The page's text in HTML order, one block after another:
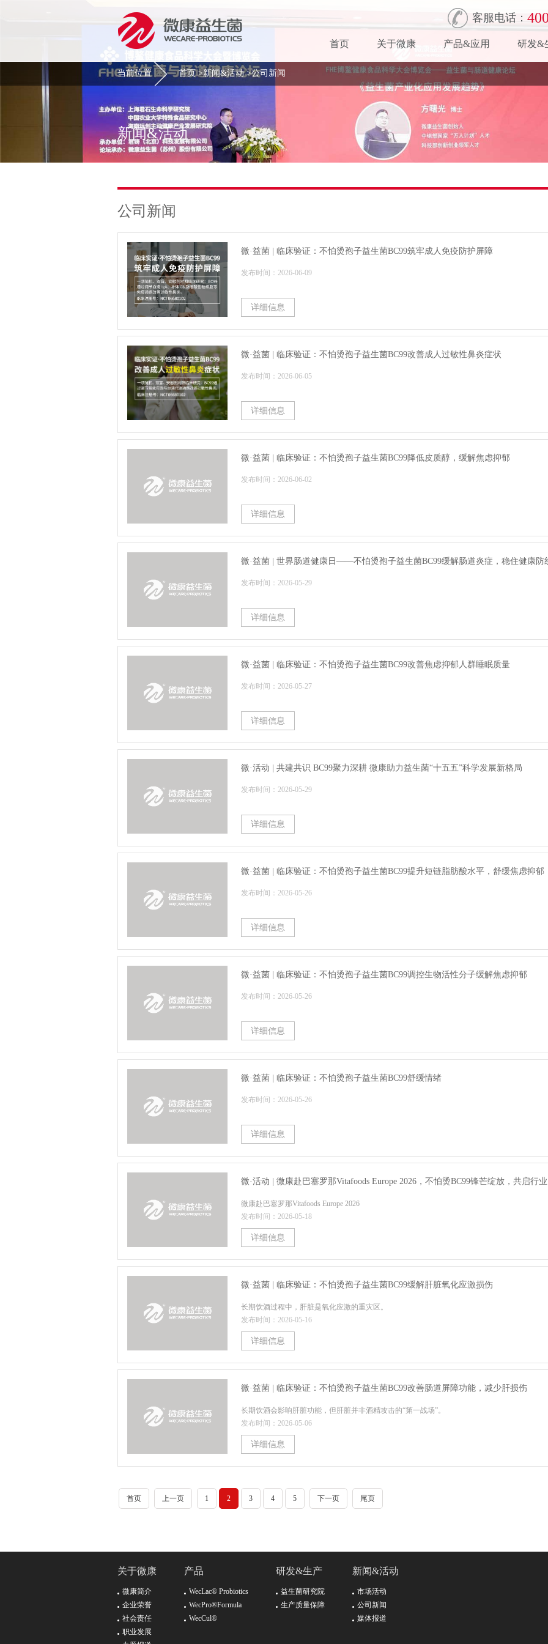
客服电话：
首页 关于微康 产品&应用 研发&
当前位置 首页>新闻&活动>公司新闻
新闻&活动
公司新闻
微·益菌 | 临床验证：不怕烫孢子益生菌BC99筑牢成人免疫防护屏障
发布时间：2026-06-09
详细信息
微·益菌 | 临床验证：不怕烫孢子益生菌BC99改善成人过敏性鼻炎症状
发布时间：2026-06-05
详细信息
微·益菌 | 临床验证：不怕烫孢子益生菌BC99降低皮质醇，缓解焦虑抑郁
发布时间：2026-06-02
详细信息
微·益菌 | 世界肠道健康日——不怕烫孢子益生菌BC99缓解肠道炎症，稳住健康防
发布时间：2026-05-29
详细信息
微·益菌 | 临床验证：不怕烫孢子益生菌BC99改善焦虑抑郁人群睡眠质量
发布时间：2026-05-27
详细信息
微·活动 | 共建共识 BC99聚力深耕 微康助力益生菌“十五五”科学发展新格局
发布时间：2026-05-29
详细信息
微·益菌 | 临床验证：不怕烫孢子益生菌BC99提升短链脂肪酸水平，舒缓焦虑抑郁
发布时间：2026-05-26
详细信息
微·益菌 | 临床验证：不怕烫孢子益生菌BC99调控生物活性分子缓解焦虑抑郁
发布时间：2026-05-26
详细信息
微·益菌 | 临床验证：不怕烫孢子益生菌BC99舒缓情绪
发布时间：2026-05-26
详细信息
微康赴巴塞罗那Vitafoods Europe 2026
发布时间：2026-05-18
详细信息
微·益菌 | 临床验证：不怕烫孢子益生菌BC99缓解肝脏氧化应激损伤
长期饮酒过程中，肝脏是氧化应激的重灾区。
发布时间：2026-05-16
详细信息
微·益菌 | 临床验证：不怕烫孢子益生菌BC99改善肠道屏障功能，减少肝损伤
长期饮酒会影响肝脏功能，但肝脏并非酒精攻击的“第一战场”。
发布时间：2026-05-06
详细信息
首页 上一页 1 2 3 4 5 下一页 尾页
关于微康
微康简介
企业荣誉
社会责任
职业发展
产品
WecLac® Probiotics
WecPro®Formula
WecCul®
研发&生产
益生菌研究院
生产质量保障
新闻&活动
市场活动
公司新闻
媒体报道